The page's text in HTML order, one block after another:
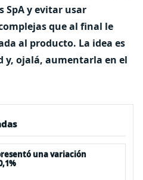
SpA y evitar usar
que al final le
al producto. La idea es
y, ojalá, aumentarla en el
una variación